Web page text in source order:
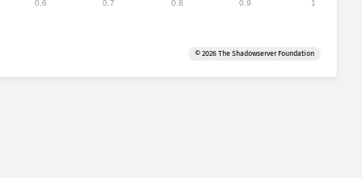
0.6 0.7 0.8 0.9 1
© 2026 The Shadowserver Foundation